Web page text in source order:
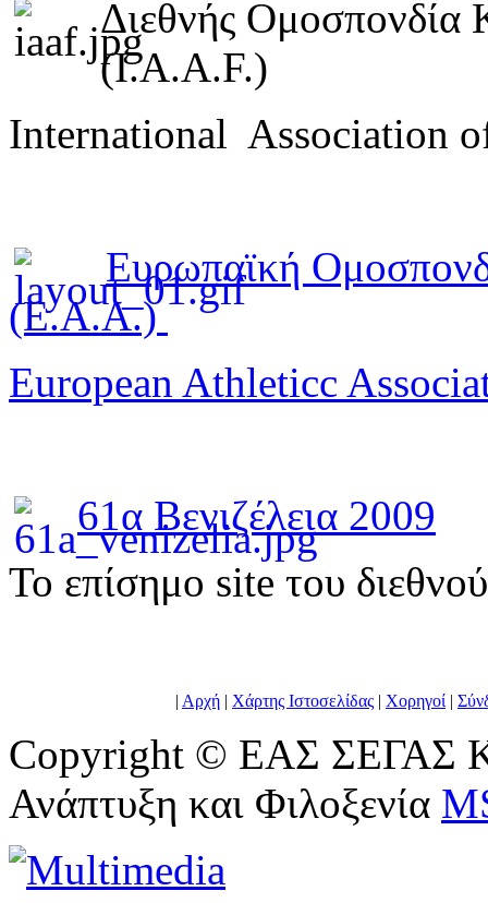
Διεθνής Ομοσπονδία
(I.A.A.F.)
International Association
Ευρωπαϊκή
(E.A.A.)
European Athleticc
61α Βενιζέλεια 2009
To επίσημο site του
| Αρχή | Χάρτης Ιστοσελίδας | Χορηγοί |
Copyright © ΕΑΣ ΣΕΓΑΣ
Ανάπτυξη και Φιλοξενία